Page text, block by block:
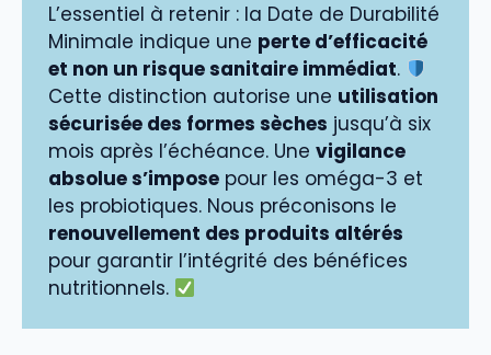
L’essentiel à retenir : la Date de Durabilité
Minimale indique une perte d’efficacité
et non un risque sanitaire immédiat.
Cette distinction autorise une utilisation
sécurisée des formes sèches jusqu’à six
mois après l’échéance. Une vigilance
absolue s’impose pour les oméga-3 et
les probiotiques. Nous préconisons le
renouvellement des produits altérés
pour garantir l’intégrité des bénéfices
nutritionnels.